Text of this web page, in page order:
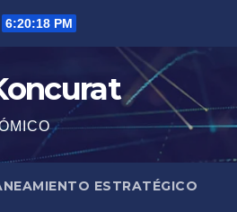
6:20:19 PM
ESTRATÉGICO